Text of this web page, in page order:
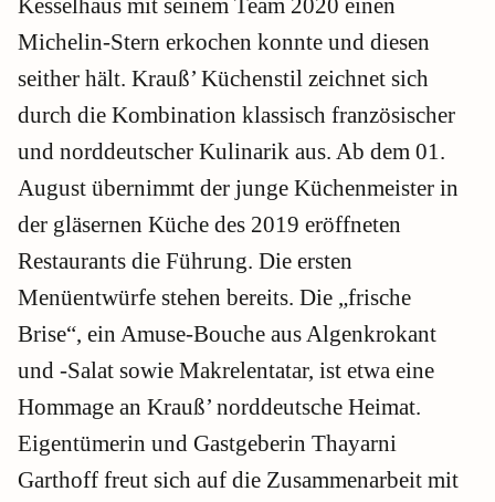
Kesselhaus mit seinem Team 2020 einen
Michelin-Stern erkochen konnte und diesen
seither hält. Krauß’ Küchenstil zeichnet sich
durch die Kombination klassisch französischer
und norddeutscher Kulinarik aus. Ab dem 01.
August übernimmt der junge Küchenmeister in
der gläsernen Küche des 2019 eröffneten
Restaurants die Führung. Die ersten
Menüentwürfe stehen bereits. Die „frische
Brise“, ein Amuse-Bouche aus Algenkrokant
und -Salat sowie Makrelentatar, ist etwa eine
Hommage an Krauß’ norddeutsche Heimat.
Eigentümerin und Gastgeberin Thayarni
Garthoff freut sich auf die Zusammenarbeit mit